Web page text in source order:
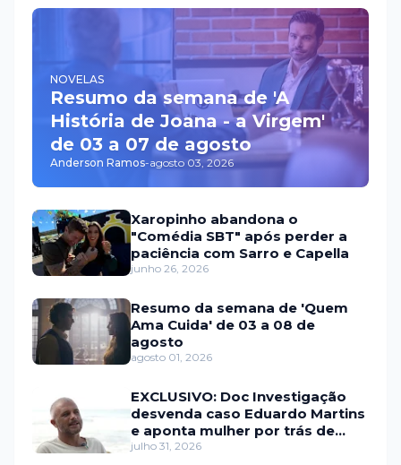
NOVELAS
Resumo da semana de 'A
História de Joana - a Virgem'
de 03 a 07 de agosto
Anderson Ramos-agosto 03, 2026
Xaropinho abandona o
"Comédia SBT" após perder a
paciência com Sarro e Capella
junho 26, 2026
Resumo da semana de 'Quem
Ama Cuida' de 03 a 08 de
agosto
agosto 01, 2026
EXCLUSIVO: Doc Investigação
desvenda caso Eduardo Martins
e aponta mulher por trás de
fraude internacional
julho 31, 2026